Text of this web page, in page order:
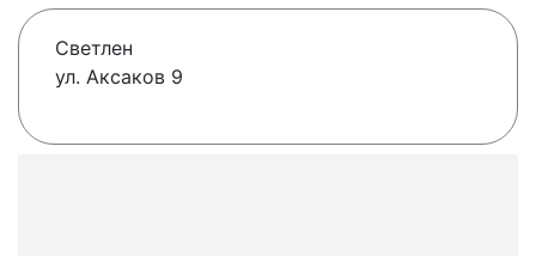
Светлен
ул. Аксаков 9